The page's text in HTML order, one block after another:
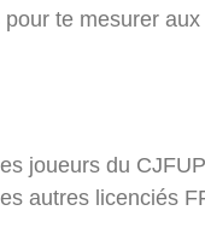
pour te mesurer
joueurs du
autres licenciés